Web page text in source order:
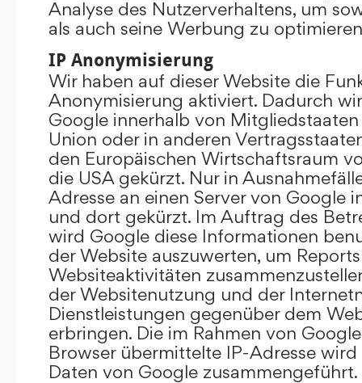
Analyse des Nutzerverhaltens, um
als auch seine Werbung zu
IP Anonymisierung
Wir haben auf dieser Website die
Anonymisierung aktiviert. Dadurch
Google innerhalb von
Union oder in anderen
den Europäischen Wirtschaftsraum
die USA gekürzt. Nur in
Adresse an einen Server von Google
und dort gekürzt. Im Auftrag des
wird Google diese Informationen
der Website auszuwerten, um
Websiteaktivitäten
der Websitenutzung und der
Dienstleistungen gegenüber dem
erbringen. Die im Rahmen von
Browser übermittelte IP-Adresse
Daten von Google zusammengeführt.